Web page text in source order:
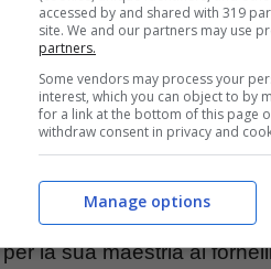
Borgheseè figlio d’arte.
la sua maestria ai
accessed by and shared with 319
site. We and our partners may use
partners.
Some vendors may process your
interest, which you can object to by
for a link at the bottom of this page
withdraw consent in privacy and
Manage options